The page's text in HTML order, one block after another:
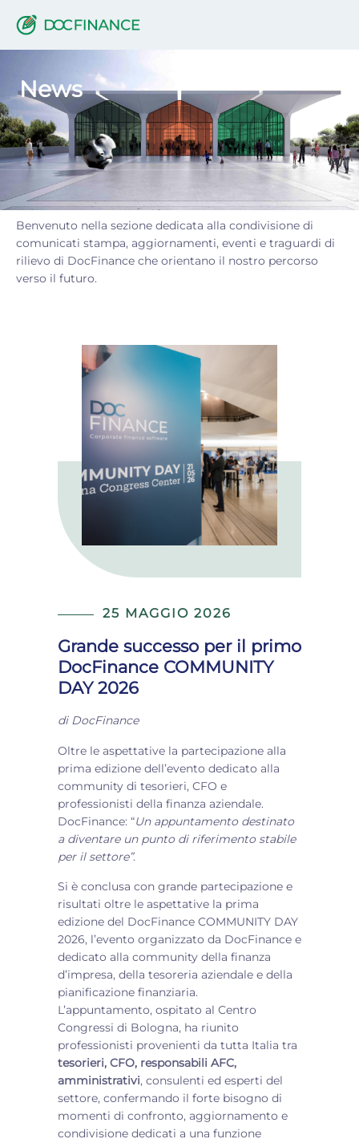
News
Benvenuto nella sezione dedicata alla condivisione di
comunicati stampa, aggiornamenti, eventi e traguardi di
rilievo di DocFinance che orientano il nostro percorso
verso il futuro.
25 MAGGIO 2026
Grande successo per il primo
DocFinance COMMUNITY
DAY 2026
di DocFinance
Oltre le aspettative la partecipazione alla
prima edizione dell’evento dedicato alla
community di tesorieri, CFO e
professionisti della finanza aziendale.
DocFinance: “Un appuntamento destinato
a diventare un punto di riferimento stabile
per il settore”.
Si è conclusa con grande partecipazione e
risultati oltre le aspettative la prima
edizione del DocFinance COMMUNITY DAY
2026, l’evento organizzato da DocFinance e
dedicato alla community della finanza
d’impresa, della tesoreria aziendale e della
pianificazione finanziaria.
L’appuntamento, ospitato al Centro
Congressi di Bologna, ha riunito
professionisti provenienti da tutta Italia tra
tesorieri, CFO, responsabili AFC,
amministrativi, consulenti ed esperti del
settore, confermando il forte bisogno di
momenti di confronto, aggiornamento e
condivisione dedicati a una funzione